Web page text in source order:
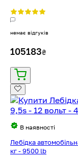
немає відгуків
105183₴
В наявності
Лебідка
кг - 9500 lb